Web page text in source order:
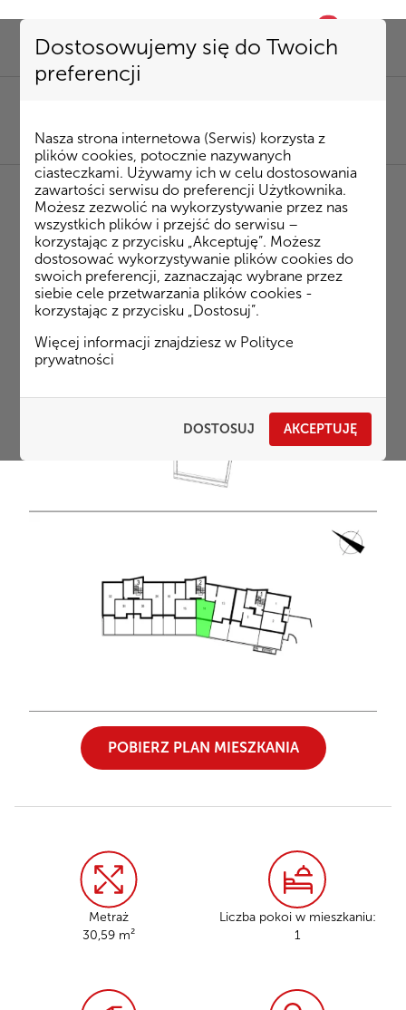
Dostosowujemy się do Twoich
preferencji
Nasza strona internetowa (Serwis) korzysta z
plików cookies, potocznie nazywanych
ciasteczkami. Używamy ich w celu dostosowania
zawartości serwisu do preferencji Użytkownika.
Możesz zezwolić na wykorzystywanie przez nas
wszystkich plików i przejść do serwisu –
korzystając z przycisku „Akceptuję”. Możesz
dostosować wykorzystywanie plików cookies do
swoich preferencji, zaznaczając wybrane przez
siebie cele przetwarzania plików cookies -
korzystając z przycisku „Dostosuj”.
Więcej informacji znajdziesz w Polityce
prywatności
DOSTOSUJ AKCEPTUJĘ
favorite
85 74 15 087|mieszkania@kombinatbud.pl
◂ Strona Główna / Inwestycje / Osiedle Rytm /
Klepacka budynek 3 m. 14
Klepacka budynek 3 m. 14
POBIERZ PLAN MIESZKANIA
Metraż
30,59 m²
Liczba pokoi w mieszkaniu:
1